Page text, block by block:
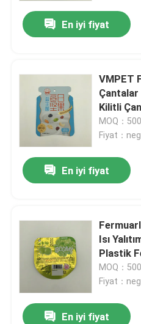
En iyi fiyat
VMPET
Kilitli
MOQ：
Fiyat：
En iyi fiyat
Isı
Plastik
MOQ：
Fiyat：
En iyi fiyat